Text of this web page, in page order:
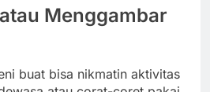
Menggambar
buat bisa nikmatin aktivitas